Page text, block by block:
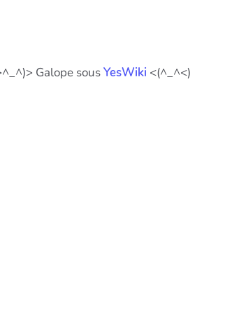
Galope sousYesWiki <(^_^<)